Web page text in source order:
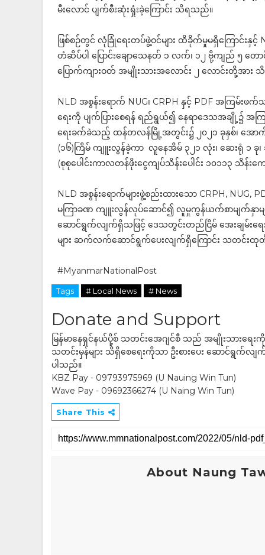
မီးလောင် ပျက်စီးဆုံးရှုံးခဲ့ကြောင်း သိရသည်။
ဖြစ်စဉ်တွင် လုံခြုံရေးတပ်ဖွဲ့ဝင်များ ထိခိုက်မှုမရှိကြောင်းနှ
တံဆိပ်ပါ ပြောင်းချောသေနတ် ၁ လက်၊ ၁၂ ဗို့ကျည် ၅
ပြောက်ကျားဝတ် အမျိုးသားအလောင်း ၂ လောင်းတို့အာ
NLD အစွန်းရောက် NUG၊ CRPH နှင့် PDF အကြမ်းဖက်
ရေးကို ပျက်ပြားစေရန် ရည်ရွယ်၍ နေရာဒေသအချို့၌
ရေးခက်ခဲသည့် ထန်တလန်မြို့အတွင်း၌ ၂၀၂၁ ခုနှစ်၊ အ
(၁၆)ကြိမ် ကျူးလွန်ခဲ့ကာ လူနေအိမ် ၃၂၁ လုံး၊ ဆေးရုံ ၁ ခု၊ ခ
(စုစုပေါင်းကာလတန်ဖိုးငွေကျပ်သိန်းပေါင်း ၁၀၁၁၃ သိန်း
NLD အစွန်းရောက်များဖွဲ့စည်းထားသော CRPH,
မကြာခဏ ကျူးလွန်လုပ်ဆောင်၍ လူမှုကွန်ယက်စာမျက်နှာမျာ
ဆောင်ရွက်လျက်ရှိသဖြင့် ဒေသတွင်းတည်ငြိမ် အေးချမ်းရ
များ ဆက်လက်ဆောင်ရွက်ပေးလျက်ရှိကြောင်း သတင်းထု
#MyanmarNationalPost
Tags # Local News # News
Donate and Support
မြန်မာနေရှင်နယ်ပို့စ် သတင်းအေဂျင်စီ သည် အမျိုးသားရေ
သတင်းမှန်များ သိရှိစေရေးကိုသာ ဦးစားပေး ဆောင်ရွက်
ပါသည်။
KBZ Pay - 09793975969 (U Nauing Win Tun)
Wave Pay - 09692366274 (U Naing Win Tun)
Share This
About Naung